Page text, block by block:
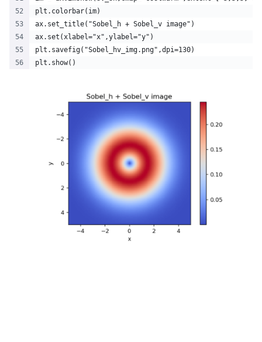
plt.colorbar(im)
ax.set_title("Sobel_h + Sobel_v image")
ax.set(xlabel="x",ylabel="y")
plt.savefig("Sobel_hv_img.png",dpi=130)
plt.show()